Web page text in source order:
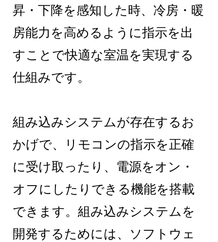
昇・下降を感知した時、冷房・暖
房能力を高めるように指示を出
すことで快適な室温を実現する
仕組みです。
組み込みシステムが存在するお
かげで、リモコンの指示を正確
に受け取ったり、電源をオン・
オフにしたりできる機能を搭載
できます。組み込みシステムを
開発するためには、ソフトウェ